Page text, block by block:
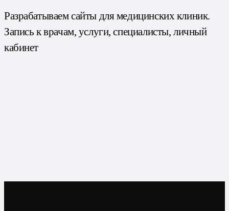
Разрабатываем сайты для медицинских клиник.
Запись к врачам, услуги, специалисты, личный
кабинет